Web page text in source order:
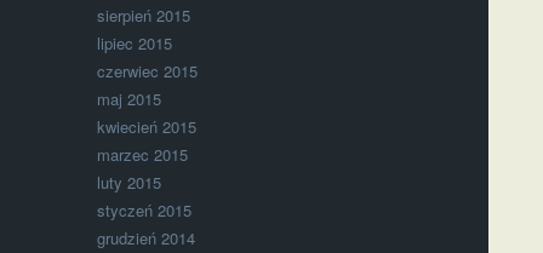
sierpień 2015
lipiec 2015
czerwiec 2015
maj 2015
kwiecień 2015
marzec 2015
luty 2015
styczeń 2015
grudzień 2014